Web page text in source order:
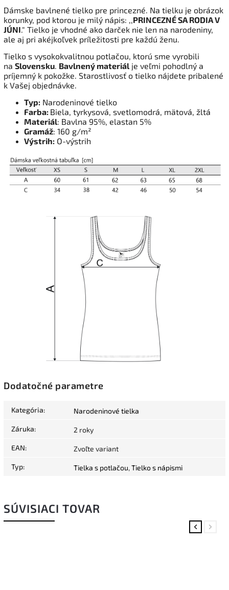
Dámske bavlnené tielko pre princezné. Na tielku je obrázok
korunky, pod ktorou je milý nápis: ,,PRINCEZNÉ SA RODIA V
JÚNI." Tielko je vhodné ako darček nie len na narodeniny,
ale aj pri akéjkoľvek príležitosti pre každú ženu.
Tielko s vysokokvalitnou potlačou, ktorú sme vyrobili
na Slovensku. Bavlnený materiál je veľmi pohodlný a
príjemný k pokožke. Starostlivosť o tielko nájdete pribalené
k Vašej objednávke.
Typ: Narodeninové tielko
Farba: Biela, tyrkysová, svetlomodrá, mätová, žltá
Materiál: Bavlna 95%, elastan 5%
Gramáž: 160 g/m²
Výstrih: O-výstrih
Dodatočné parametre
Kategória: Narodeninové tielka
Záruka: 2 roky
EAN: Zvoľte variant
Typ: Tielka s potlačou, Tielko s nápismi
SÚVISIACI TOVAR
Previous
Next